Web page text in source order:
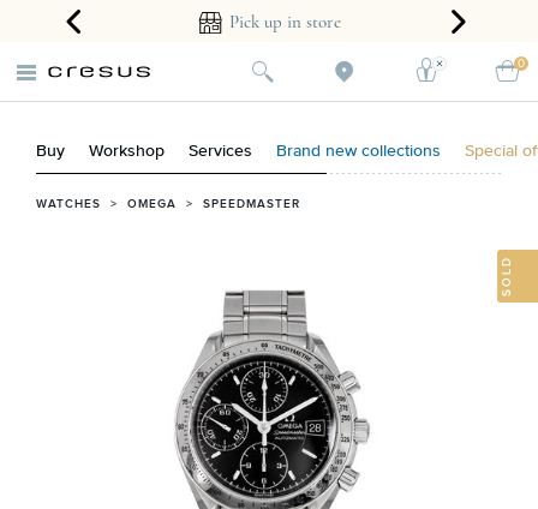
guarantee Pick up in store
0
Buy Workshop Services Brand new collections Special
WATCHES > OMEGA > SPEEDMASTER
SOLD